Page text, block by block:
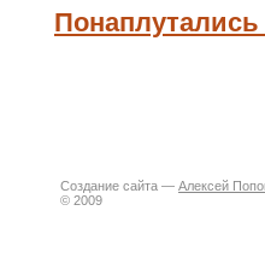
Создание сайта — Алексей
© 2009